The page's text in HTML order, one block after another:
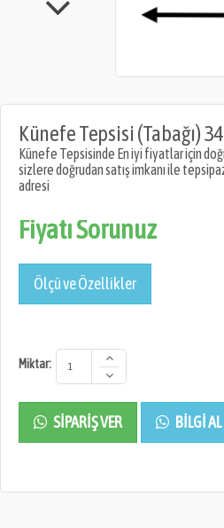
Künefe Tepsisi (Tabağı)
Künefe Tepsisinde En iyi fiyatlar için
sizlere doğrudan satış imkanı ile
adresi
Fiyatı Sorunuz
Ölçü ve Özellikler
Miktar:
SIPARIŞ VER BILGI AL